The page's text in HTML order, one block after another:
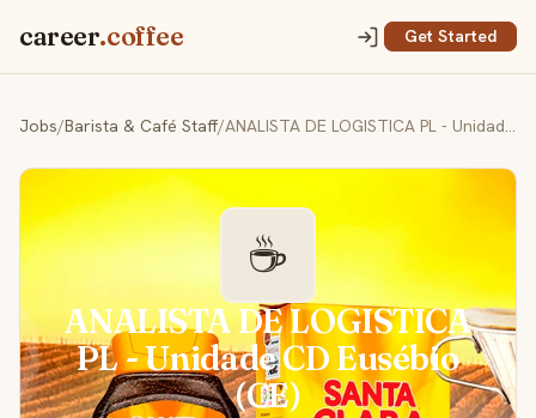
career.coffee Get Started
Jobs/Barista & Café Staff/ ANALISTA DE LOGISTICA PL - Unidade CD Eusébio (CE)
☕
ANALISTA DE LOGISTICA
PL - Unidade CD Eusébio
(CE)